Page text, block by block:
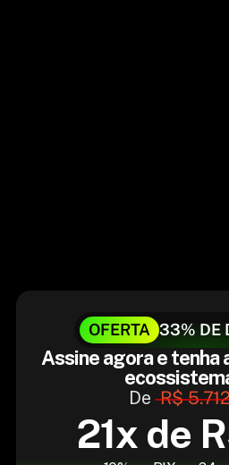
OFERTA 33% DE
Assine agora e tenha
De R$
21x de